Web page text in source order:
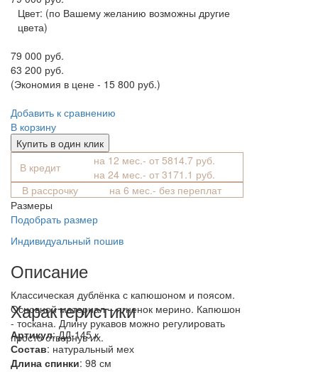
Цвет: (по Вашему желанию возможны другие
цвета)
79 000 руб.
63 200 руб.
(Экономия в цене - 15 800 руб.)
Добавить к сравнению
В корзину
Купить в один клик
В кредит
на 12 мес.- от 5814.7 руб.
на 24 мес.- от 3171.1 руб.
В рассрочку
на 6 мес.- без переплат
Размеры
Подобрать размер
Индивидуальный пошив
Описание
Классическая дублёнка с капюшоном и поясом.
Основной материал – ягненок мерино. Капюшон
- тоскана. Длину рукавов можно регулировать
просто отвернув их.
Характеристики
Артикул: ДД-145 к
Состав: натуральный мех
Длина спинки: 98 см